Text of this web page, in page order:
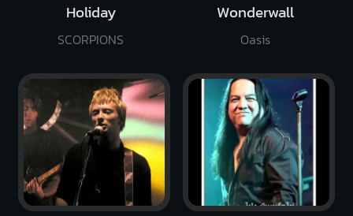
Holiday
SCORPIONS
Wonderwall
Oasis